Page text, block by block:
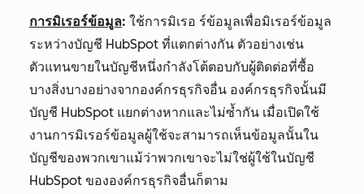
การมิเรอร์ข้อมูล: ใช้การมิเรอ ร์ข้อมูลเพื่อมิเรอร์ข้อมูล
ระหว่างบัญชี HubSpot ที่แตกต่างกัน ตัวอย่างเช่น
ตัวแทนขายในบัญชีหนึ่งกำลังโต้ตอบกับผู้ติดต่อที่ซื้อ
บางสิ่งบางอย่างจากองค์กรธุรกิจอื่น องค์กรธุรกิจนั้นมี
บัญชี HubSpot แยกต่างหากและไม่ซ้ำกัน เมื่อเปิดใช้
งานการมิเรอร์ข้อมูลผู้ใช้จะสามารถเห็นข้อมูลนั้นใน
บัญชีของพวกเขาแม้ว่าพวกเขาจะไม่ใช่ผู้ใช้ในบัญชี
HubSpot ขององค์กรธุรกิจอื่นก็ตาม